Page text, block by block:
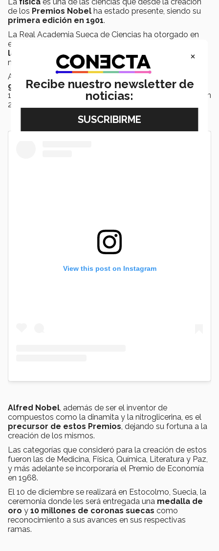
de los Premios Nobel ha estado presente, siendo su
primera edición en 1901.
La Real Academia Sueca de Ciencias ha otorgado en
esta categoría
laureados
, siendo el más joven de 25 años y el de
mayor edad de 96 años.
A lo largo de los años solamente
5 mujeres han sido
ganadoras en física, siendo Marie Curie la primera en
1903 y
Anne L'Huillier la más reciente
en esta edición
2023.
View this post on Instagram
Alfred Nobel, además de ser el inventor de
compuestos como la dinamita y la nitroglicerina, es el
precursor de estos Premios, dejando su fortuna a la
creación de los mismos.
Las categorías que consideró para la creación de estos
fueron las de Medicina, Física, Química, Literatura y Paz,
y más adelante se incorporaría el Premio de Economía
en 1968.
El 10 de diciembre se realizará en Estocolmo, Suecia, la
ceremonia donde les será entregada una medalla de
oro y 10 millones de coronas suecas como
reconocimiento a sus avances en sus respectivas
ramas.
×
Recibe nuestro newsletter de
noticias: